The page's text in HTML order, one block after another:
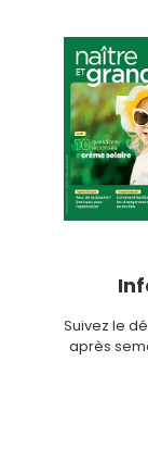
Suivez le
après